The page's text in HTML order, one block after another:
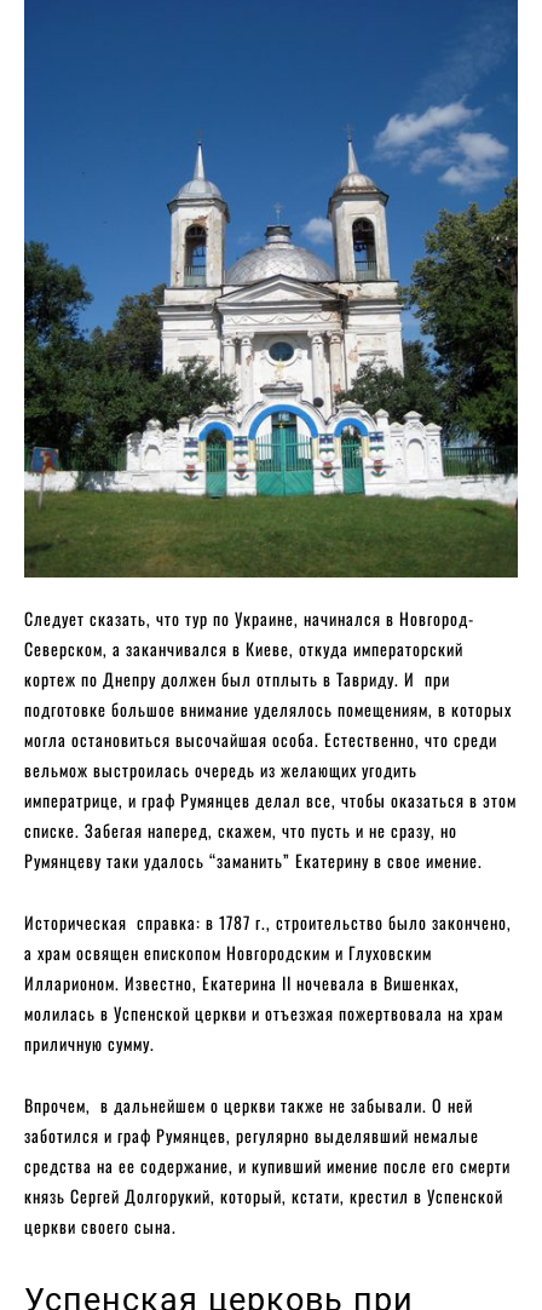
Следует сказать, что тур по Украине, начинался в Новгород-
Северском, а заканчивался в Киеве, откуда императорский
кортеж по Днепру должен был отплыть в Тавриду. И при
подготовке большое внимание уделялось помещениям, в которых
могла остановиться высочайшая особа. Естественно, что среди
вельмож выстроилась очередь из желающих угодить
императрице, и граф Румянцев делал все, чтобы оказаться в этом
списке. Забегая наперед, скажем, что пусть и не сразу, но
Румянцеву таки удалось “заманить” Екатерину в свое имение.
Историческая справка: в 1787 г., строительство было закончено,
а храм освящен епископом Новгородским и Глуховским
Илларионом. Известно, Екатерина II ночевала в Вишенках,
молилась в Успенской церкви и отъезжая пожертвовала на храм
приличную сумму.
Впрочем, в дальнейшем о церкви также не забывали. О ней
заботился и граф Румянцев, регулярно выделявший немалые
средства на ее содержание, и купивший имение после его смерти
князь Сергей Долгорукий, который, кстати, крестил в Успенской
церкви своего сына.
Успенская церковь при